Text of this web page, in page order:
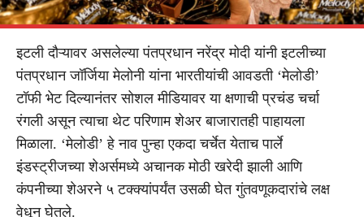
इटली दौऱ्यावर असलेल्या पंतप्रधान नरेंद्र मोदी यांनी इटलीच्या
पंतप्रधान जॉर्जिया मेलोनी यांना भारतीयांची आवडती ‘मेलोडी’
टॉफी भेट दिल्यानंतर सोशल मीडियावर या क्षणाची प्रचंड चर्चा
रंगली असून त्याचा थेट परिणाम शेअर बाजारातही पाहायला
मिळाला. ‘मेलोडी’ हे नाव पुन्हा एकदा चर्चेत येताच पार्ले
इंडस्ट्रीजच्या शेअर्समध्ये अचानक मोठी खरेदी झाली आणि
कंपनीच्या शेअरने ५ टक्क्यांपर्यंत उसळी घेत गुंतवणूकदारांचे लक्ष
वेधून घेतले.